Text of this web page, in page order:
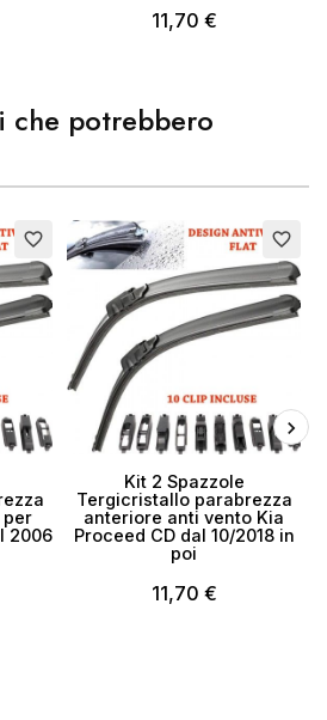
11,70 €
potrebbero
favorite_border
per
2006
favorite_border
Kit 2 Spazzole
Tergicristallo parabrezza
anteriore anti vento Kia
Proceed CD dal 10/2018 in
poi
11,70 €